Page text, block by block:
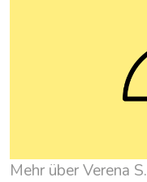
Mehr über Verena S.